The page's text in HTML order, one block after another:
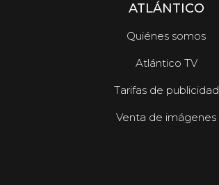
ATLÁNTICO
Quiénes somos
Atlántico TV
Tarifas de publicidad
Venta de imágenes